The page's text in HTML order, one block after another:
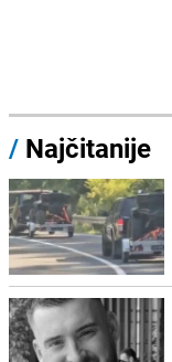
/ Najčitanije